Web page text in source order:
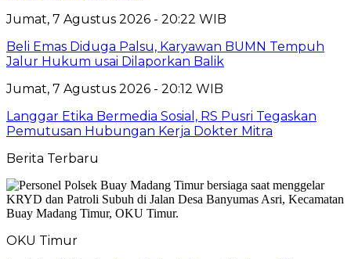
Jumat, 7 Agustus 2026 - 20:22 WIB
Beli Emas Diduga Palsu, Karyawan BUMN Tempuh
Jalur Hukum usai Dilaporkan Balik
Jumat, 7 Agustus 2026 - 20:12 WIB
Langgar Etika Bermedia Sosial, RS Pusri Tegaskan
Pemutusan Hubungan Kerja Dokter Mitra
Berita Terbaru
OKU Timur